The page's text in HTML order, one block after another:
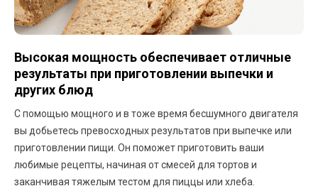
Высокая мощность обеспечивает отличные
результаты при приготовлении выпечки и
других блюд
С помощью мощного и в тоже время бесшумного двигателя
вы добьетесь превосходных результатов при выпечке или
приготовлении пищи. Он поможет приготовить ваши
любимые рецепты, начиная от смесей для тортов и
заканчивая тяжелым тестом для пиццы или хлеба.